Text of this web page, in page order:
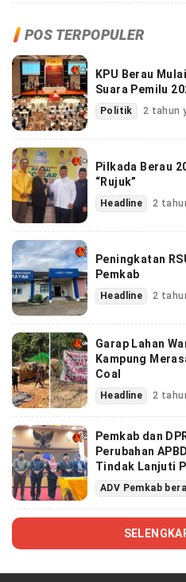
POS TERPOPULER
KPU Berau
Suara Pemilu
Politik 2 tahun
Pilkada Berau
“Rujuk”
Headline 2
Peningkatan
Pemkab
Headline 2
Garap Lahan
Kampung
Coal
Headline 2
Pemkab dan
Perubahan
Tindak Lanjuti
ADV Pemkab